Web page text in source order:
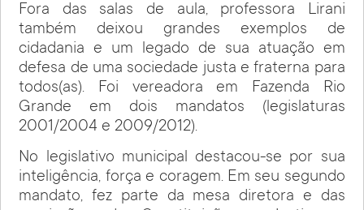
Fora das salas de aula, professora Lirani
também deixou grandes exemplos de
cidadania e um legado de sua atuação em
defesa de uma sociedade justa e fraterna para
todos(as). Foi vereadora em Fazenda Rio
Grande em dois mandatos (legislaturas
2001/2004 e 2009/2012).
No legislativo municipal destacou-se por sua
inteligência, força e coragem. Em seu segundo
mandato, fez parte da mesa diretora e das